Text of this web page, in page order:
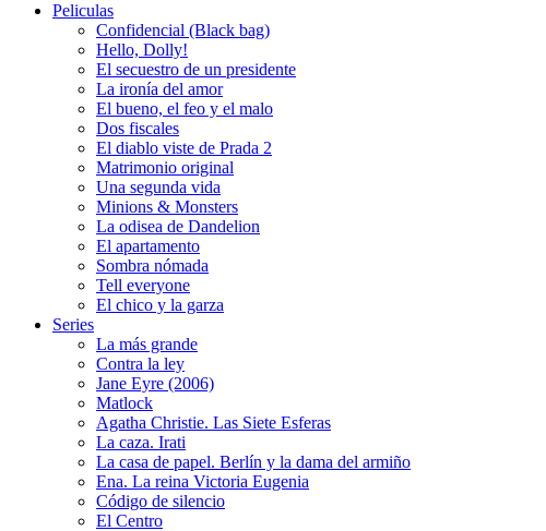
Peliculas
Confidencial (Black bag)
Hello, Dolly!
El secuestro de un presidente
La ironía del amor
El bueno, el feo y el malo
Dos fiscales
El diablo viste de Prada 2
Matrimonio original
Una segunda vida
Minions & Monsters
La odisea de Dandelion
El apartamento
Sombra nómada
Tell everyone
El chico y la garza
Series
La más grande
Contra la ley
Jane Eyre (2006)
Matlock
Agatha Christie. Las Siete Esferas
La caza. Irati
La casa de papel. Berlín y la dama del armiño
Ena. La reina Victoria Eugenia
Código de silencio
El Centro